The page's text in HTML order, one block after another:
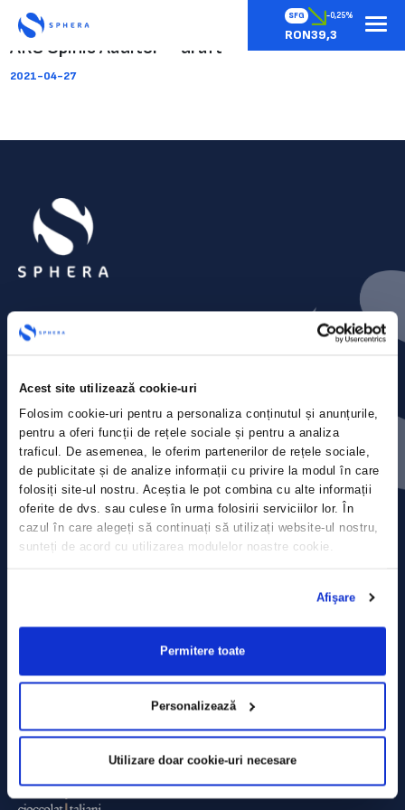
Acest site utilizează cookie-uri
Folosim cookie-uri pentru a personaliza conținutul și anunțurile,
pentru a oferi funcții de rețele sociale și pentru a analiza
traficul. De asemenea, le oferim partenerilor de rețele sociale,
de publicitate și de analize informații cu privire la modul în care
folosiți site-ul nostru. Aceștia le pot combina cu alte informații
oferite de dvs. sau culese în urma folosirii serviciilor lor. În
cazul în care alegeți să continuați să utilizați website-ul nostru,
sunteți de acord cu utilizarea modulelor noastre cookie.
Afişare
Permitere toate
Personalizează
Utilizare doar cookie-uri necesare
SFG -0,25%
RON39,3
ARS Opinie Auditor – draft
2021-04-27
Contact
Comunicate de presă
Politica de confidențialitate
Politica de prelucrare a datelor